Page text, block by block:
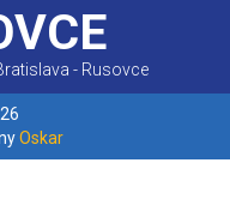
- Rusovce
Oskar